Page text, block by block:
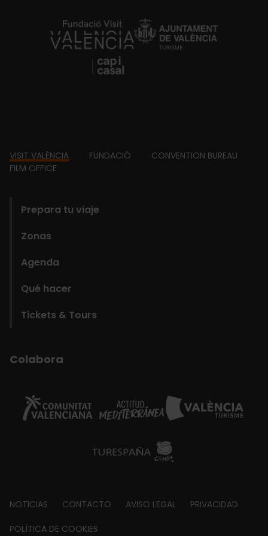
https://fundacion.visitvalencia.com/
Footer
VISIT VALÈNCIA FUNDACIÓ
CONVENTION BUREAU
FILM OFFICE
Prepara tu viaje
Zonas
Agenda
Qué hacer
Tickets & Tours
Colabora
Footer
NOTICIAS CONTACTO AVISO LEGAL PRIVACIDAD
POLÍTICA DE COOKIES